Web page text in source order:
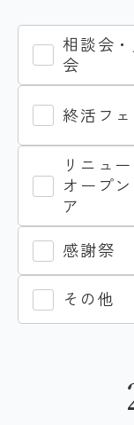
相談会
会
終活フェ
リニュ
オープ
ア
感謝祭
その他